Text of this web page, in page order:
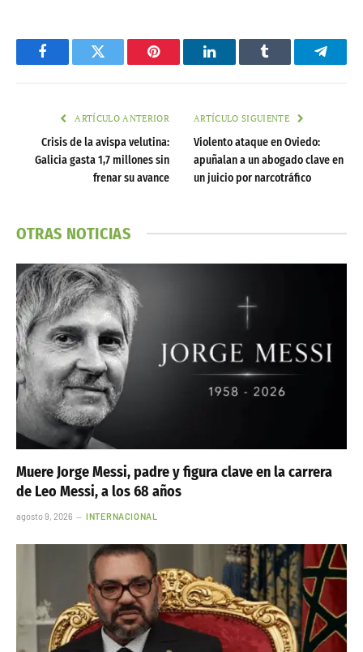
FacebookTwitter Pinterest LinkedInTumblr
ARTÍCULO ANTERIOR
Crisis de la avispa velutina:
Galicia gasta 1,7 millones sin
frenar su avance
ARTÍCULO SIGUIENTE
Violento ataque en Oviedo:
apuñalan a un abogado clave en
un juicio por narcotráfico
OTRAS NOTICIAS
Muere Jorge Messi, padre y figura clave en la carrera
de Leo Messi, a los 68 años
agosto 9, 2026 INTERNACIONAL